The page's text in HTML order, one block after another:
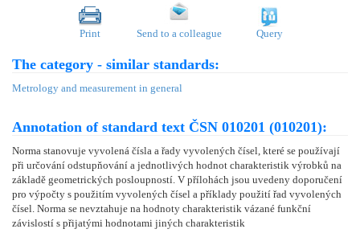
Print Send to a colleague Query
The category - similar standards:
Metrology and measurement in general
Annotation of standard text ČSN 010201 (010201):
Norma stanovuje vyvolená čísla a řady vyvolených čísel, které se používají
při určování odstupňování a jednotlivých hodnot charakteristik výrobků na
základě geometrických posloupností. V přílohách jsou uvedeny doporučení
pro výpočty s použitím vyvolených čísel a příklady použití řad vyvolených
čísel. Norma se nevztahuje na hodnoty charakteristik vázané funkční
závislostí s přijatými hodnotami jiných charakteristik